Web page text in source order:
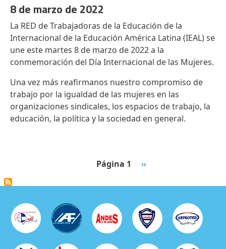
8 de marzo de 2022
La RED de Trabajadoras de la Educación de la
Internacional de la Educación América Latina (IEAL) se
une este martes 8 de marzo de 2022 a la
conmemoración del Día Internacional de las Mujeres.
Una vez más reafirmanos nuestro compromiso de
trabajo por la igualdad de las mujeres en las
organizaciones sindicales, los espacios de trabajo, la
educación, la política y la sociedad en general.
Página 1 Siguiente página
››